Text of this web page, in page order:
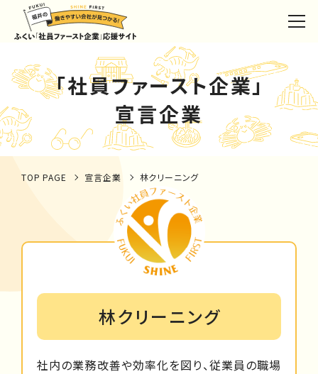
「社員ファースト企業」
宣言企業
TOP PAGE 宣言企業 林クリーニング
林クリーニング
社内の業務改善や効率化を図り、従業員の職場